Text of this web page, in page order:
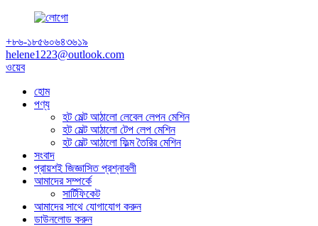
+৮৬-১৮৫৬০৬৪৩৬১৯
helene1223@outlook.com
ওয়েব
হোম
পণ্য
হট মেল্ট আঠালো লেবেল লেপন মেশিন
হট মেল্ট আঠালো টেপ লেপ মেশিন
হট মেল্ট আঠালো ফিল্ম তৈরির মেশিন
সংবাদ
প্রায়শই জিজ্ঞাসিত প্রশ্নাবলী
আমাদের সম্পর্কে
সার্টিফিকেট
আমাদের সাথে যোগাযোগ করুন
ডাউনলোড করুন